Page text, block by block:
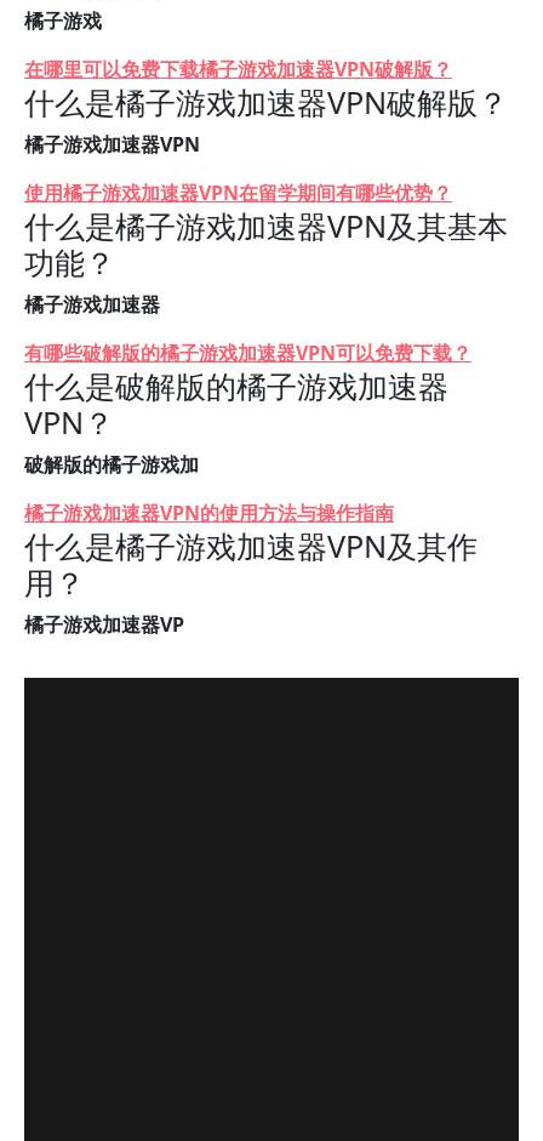
橘子游戏
在哪里可以免费下载橘子游戏加速器VPN破解版？
什么是橘子游戏加速器VPN破解版？
橘子游戏加速器VPN
使用橘子游戏加速器VPN在留学期间有哪些优势？
什么是橘子游戏加速器VPN及其基本
功能？
橘子游戏加速器
有哪些破解版的橘子游戏加速器VPN可以免费下载？
什么是破解版的橘子游戏加速器
VPN？
破解版的橘子游戏加
橘子游戏加速器VPN的使用方法与操作指南
什么是橘子游戏加速器VPN及其作
用？
橘子游戏加速器VP